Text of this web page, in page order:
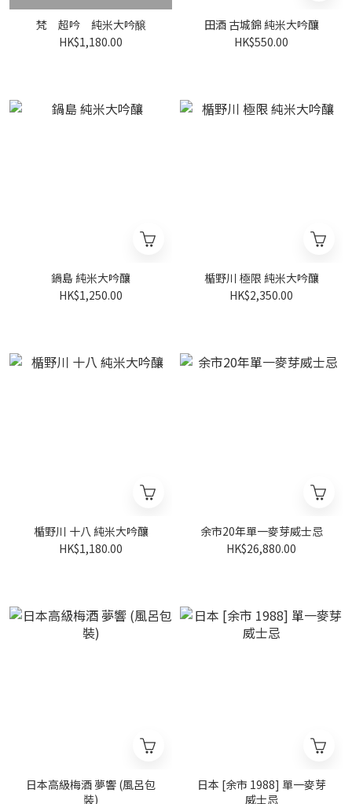
梵 超吟 純米大吟醸
HK$1,180.00
田酒 古城錦 純米大吟釀
HK$550.00
鍋島 純米大吟釀
HK$1,250.00
楯野川 極限 純米大吟釀
HK$2,350.00
楯野川 十八 純米大吟釀
HK$1,180.00
余市20年單一麥芽威士忌
HK$26,880.00
日本高級梅酒 夢響 (風呂包
裝)
日本 [余市 1988] 單一麥芽
威士忌